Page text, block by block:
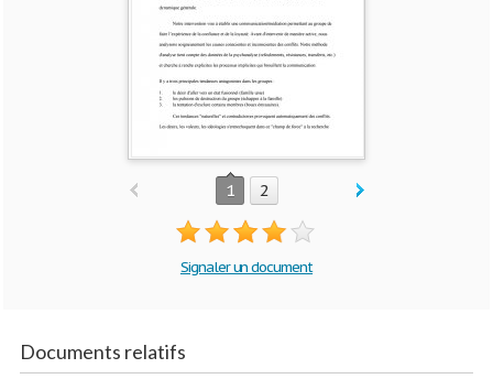
1 2
Signaler un document
Documents relatifs